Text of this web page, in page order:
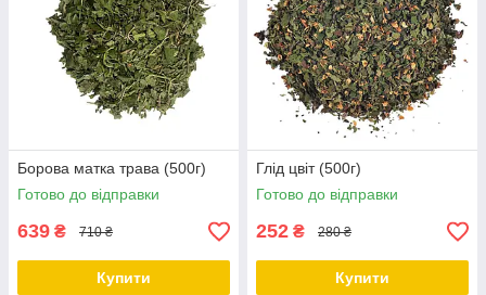
Борова матка трава (500г)
Готово до відправки
639 ₴ 710 ₴
Купити
Глід цвіт (500г)
Готово до відправки
252 ₴ 280 ₴
Купити